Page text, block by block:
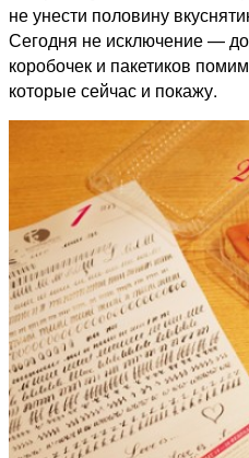
не унести половину
Сегодня не исключение —
коробочек и пакетиков
которые сейчас и покажу.